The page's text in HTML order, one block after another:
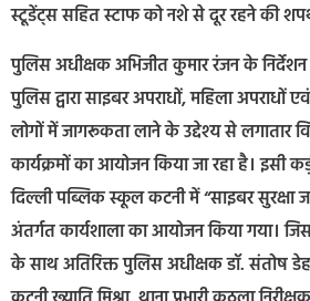
स्टूडेंट्स सहित स्टाफ को नशे से दूर रहने की
पुलिस अधीक्षक अभिजीत कुमार रंजन के निर्देशन
पुलिस द्वारा साइबर अपराधों, महिला अपराधों
लोगों में जागरूकता लाने के उद्देश्य से लगातार
कार्यक्रमों का आयोजन किया जा रहा है। इसी
दिल्ली पब्लिक स्कूल कटनी में “साइबर सुरक्षा
अंतर्गत कार्यशाला का आयोजन किया गया।
के साथ अतिरिक्त पुलिस अधीक्षक डॉ. संतोष